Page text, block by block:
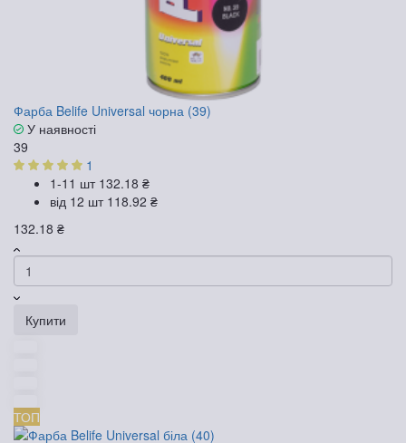
Фарба Belife Universal чорна (39)
У наявності
39
1
1-11 шт 132.18 ₴
від 12 шт 118.92 ₴
132.18 ₴
Купити
ТОП